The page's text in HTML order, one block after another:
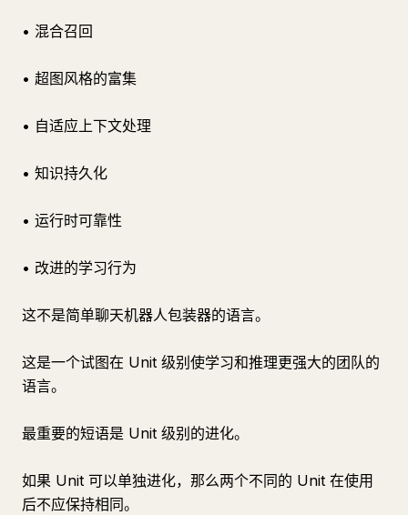
• 混合召回
• 超图风格的富集
• 自适应上下文处理
• 知识持久化
• 运行时可靠性
• 改进的学习行为
这不是简单聊天机器人包装器的语言。
这是一个试图在 Unit 级别使学习和推理更强大的团队的
语言。
最重要的短语是 Unit 级别的进化。
如果 Unit 可以单独进化，那么两个不同的 Unit 在使用
后不应保持相同。